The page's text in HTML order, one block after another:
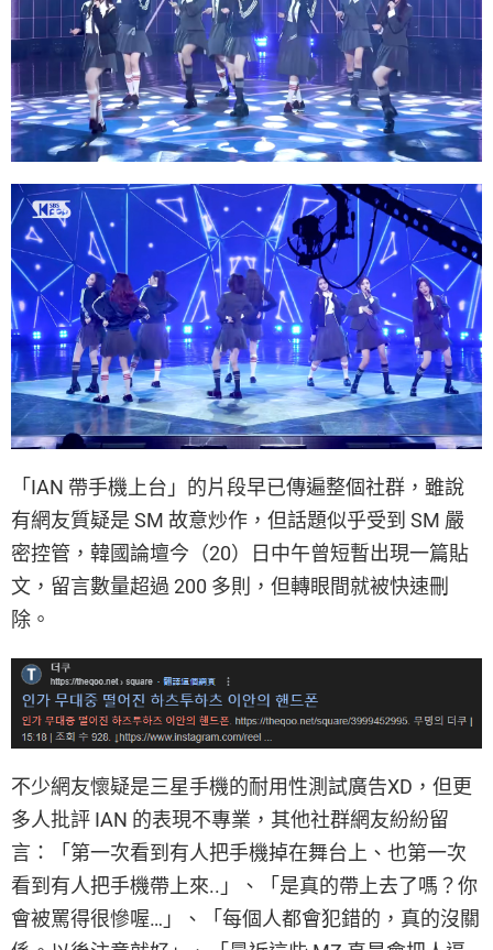
「IAN 帶手機上台」的片段早已傳遍整個社群，雖說
有網友質疑是 SM 故意炒作，但話題似乎受到 SM 嚴
密控管，韓國論壇今（20）日中午曾短暫出現一篇貼
文，留言數量超過 200 多則，但轉眼間就被快速刪
除。
不少網友懷疑是三星手機的耐用性測試廣告XD，但更
多人批評 IAN 的表現不專業，其他社群網友紛紛留
言：「第一次看到有人把手機掉在舞台上、也第一次
看到有人把手機帶上來..」、「是真的帶上去了嗎？你
會被罵得很慘喔…」、「每個人都會犯錯的，真的沒關